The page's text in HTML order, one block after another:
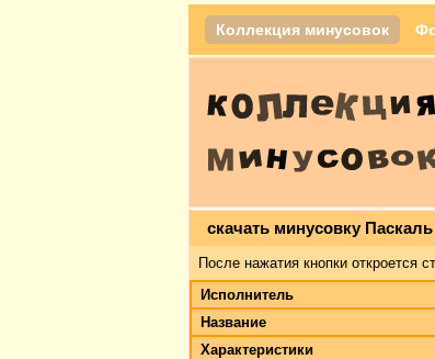
Коллекция минусовок
скачать минусовку
После нажатия кнопки откроется
Исполнитель
Название
Характеристики